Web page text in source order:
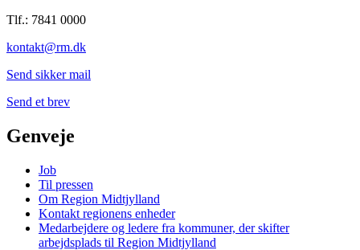
Tlf.: 7841 0000
kontakt@rm.dk
Send sikker mail
Send et brev
Genveje
Job
Til pressen
Om Region Midtjylland
Kontakt regionens enheder
Medarbejdere og ledere fra kommuner, der skifter
arbejdsplads til Region Midtjylland